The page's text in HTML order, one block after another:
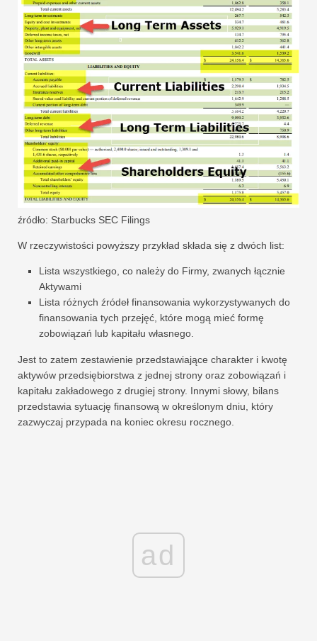
źródło: Starbucks SEC Filings
W rzeczywistości powyższy przykład składa się z dwóch list:
Lista wszystkiego, co należy do Firmy, zwanych łącznie
Aktywami
Lista różnych źródeł finansowania wykorzystywanych do
finansowania tych przejęć, które mogą mieć formę
zobowiązań lub kapitału własnego.
Jest to zatem zestawienie przedstawiające charakter i kwotę
aktywów przedsiębiorstwa z jednej strony oraz zobowiązań i
kapitału zakładowego z drugiej strony. Innymi słowy, bilans
przedstawia sytuację finansową w określonym dniu, który
zazwyczaj przypada na koniec okresu rocznego.
ad